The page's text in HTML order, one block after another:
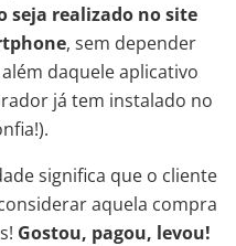
seja realizado no site
, sem depender
daquele aplicativo
já tem instalado no
significa que o cliente
aquela compra
Gostou, pagou, levou!